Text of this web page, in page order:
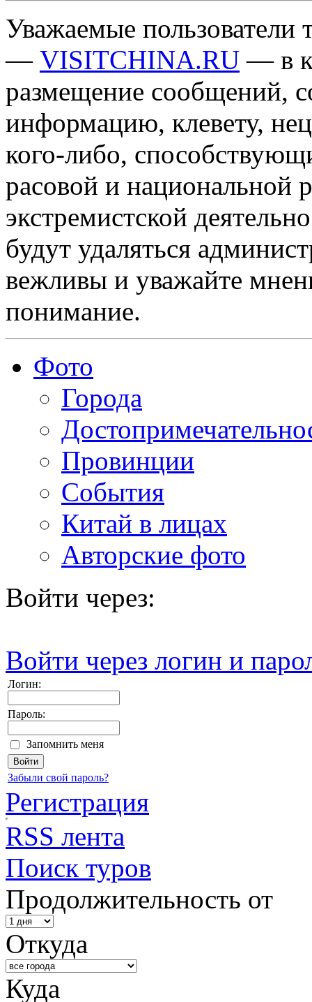
Уважаемые пользователи
— VISITCHINA.RU — в
размещение сообщений,
информацию, клевету,
кого-либо,
расовой и национальной
экстремистской
будут удаляться
вежливы и уважайте
понимание.
Фото
Города
Провинции
События
Китай в лицах
Авторские фото
Войти через:
Войти через логин и
Логин:
Пароль:
Запомнить меня
Забыли свой пароль?
Регистрация
RSS лента
Поиск туров
Продолжительность от
Откуда
Куда